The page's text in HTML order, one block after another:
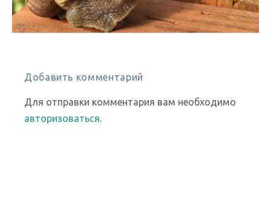
Добавить комментарий
Для отправки комментария вам необходимо
авторизоваться.